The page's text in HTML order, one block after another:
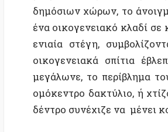
δέντρο συνέχιζε να μένει κοντά.
Σήμερα, με τη ραγδαία
τα Tulou σε αναζήτηση
Παρακάτω ακολουθεί η
απελευθερωτικές σημασίες